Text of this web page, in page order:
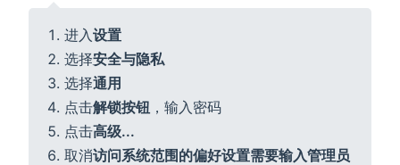
进入设置
选择安全与隐私
选择通用
点击解锁按钮 ，输入密码
点击高级...
取消访问系统范围的偏好设置需要输入管理员